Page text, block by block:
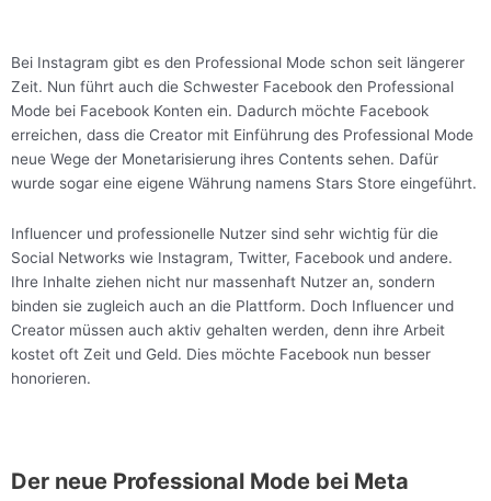
Bei Instagram gibt es den Professional Mode schon seit längerer
Zeit. Nun führt auch die Schwester Facebook den Professional
Mode bei Facebook Konten ein. Dadurch möchte Facebook
erreichen, dass die Creator mit Einführung des Professional Mode
neue Wege der Monetarisierung ihres Contents sehen. Dafür
wurde sogar eine eigene Währung namens Stars Store eingeführt.
Influencer und professionelle Nutzer sind sehr wichtig für die
Social Networks wie Instagram, Twitter, Facebook und andere.
Ihre Inhalte ziehen nicht nur massenhaft Nutzer an, sondern
binden sie zugleich auch an die Plattform. Doch Influencer und
Creator müssen auch aktiv gehalten werden, denn ihre Arbeit
kostet oft Zeit und Geld. Dies möchte Facebook nun besser
honorieren.
Der neue Professional Mode bei Meta